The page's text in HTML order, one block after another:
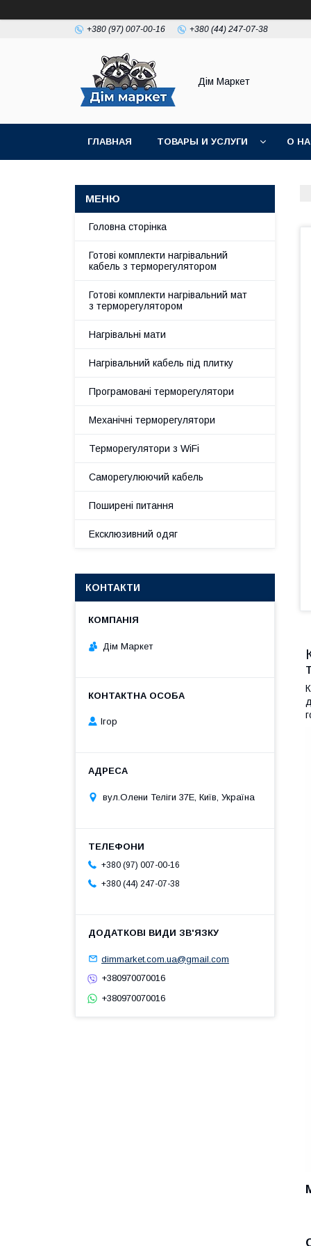
+380 (97) 007-00-16 +380 (44) 247-07-38
Дім Маркет
ГЛАВНАЯ ТОВАРЫ И УСЛУГИ О
Головна сторінка
Готові комплекти нагрівальний
кабель з терморегулятором
Готові комплекти нагрівальний мат
з терморегулятором
Нагрівальні мати
Нагрівальний кабель під плитку
Програмовані терморегулятори
Механічні терморегулятори
Терморегулятори з WiFi
Саморегулюючий кабель
Поширені питання
Ексклюзивний одяг
КОНТАКТИ
Дім Маркет
Ігор
вул.Олени Теліги 37Е, Київ, Україна
+380 (97) 007-00-16
+380 (44) 247-07-38
dimmarket.com.ua@gmail.com
+380970070016
+380970070016